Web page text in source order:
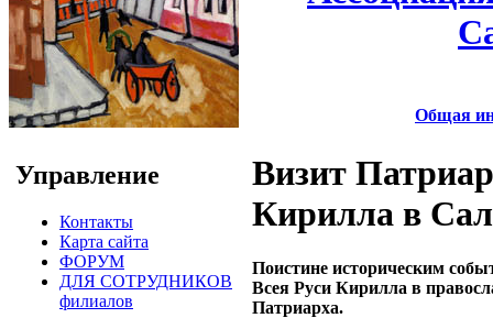
Управление
Контакты
Карта сайта
ФОРУМ
ДЛЯ СОТРУДНИКОВ
филиалов
Общая
Визит
Кирилла в
Поистине историческим
Всея Руси Кирилла в
Патриарха.